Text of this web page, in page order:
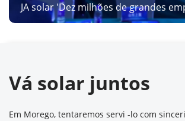
JA solar 'Dez milhões de grandes
Vá solar juntos
Em Morego, tentaremos servi -lo com